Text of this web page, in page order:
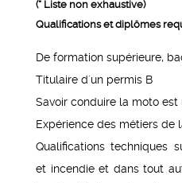
(* Liste non exhaustive)
Qualifications et diplômes
De formation supérieure,
Titulaire d´un permis B
Savoir conduire la moto est
Expérience des métiers de
Qualifications techniques
et incendie et dans tout